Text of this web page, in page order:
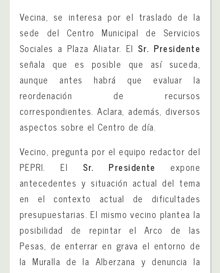
Vecina, se interesa por el traslado de la
sede del Centro Municipal de Servicios
Sociales a Plaza Aliatar. El Sr. Presidente
señala que es posible que así suceda,
aunque antes habrá que evaluar la
reordenación de recursos
correspondientes. Aclara, además, diversos
aspectos sobre el Centro de día.
Vecino, pregunta por el equipo redactor del
PEPRI. El Sr. Presidente expone
antecedentes y situación actual del tema
en el contexto actual de dificultades
presupuestarias. El mismo vecino plantea la
posibilidad de repintar el Arco de las
Pesas, de enterrar en grava el entorno de
la Muralla de la Alberzana y denuncia la